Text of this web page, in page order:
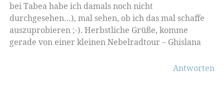
bei Tabea habe ich damals noch nicht
durchgesehen…), mal sehen, ob ich das mal schaffe
auszuprobieren ;-). Herbstliche Grüße, komme
gerade von einer kleinen Nebelradtour – Ghislana
Antworten